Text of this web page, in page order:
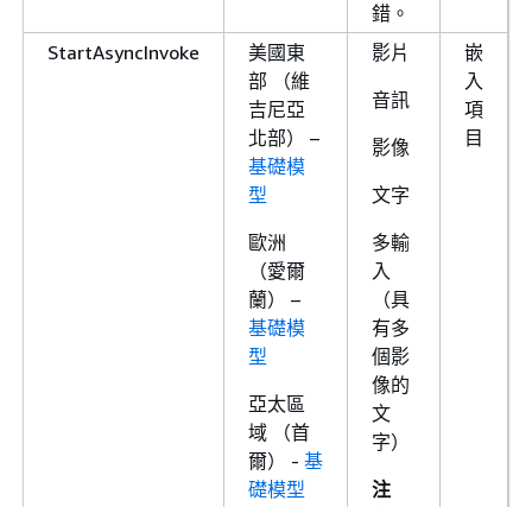
錯。
StartAsyncInvoke
美國東
部 （維
吉尼亞
北部） –
基礎模
型
歐洲
（愛爾
蘭） –
基礎模
型
亞太區
域 （首
爾） - 基
礎模型
影片
音訊
影像
文字
多輸
入
（具
有多
個影
像的
文
字）
注
嵌
入
項
目